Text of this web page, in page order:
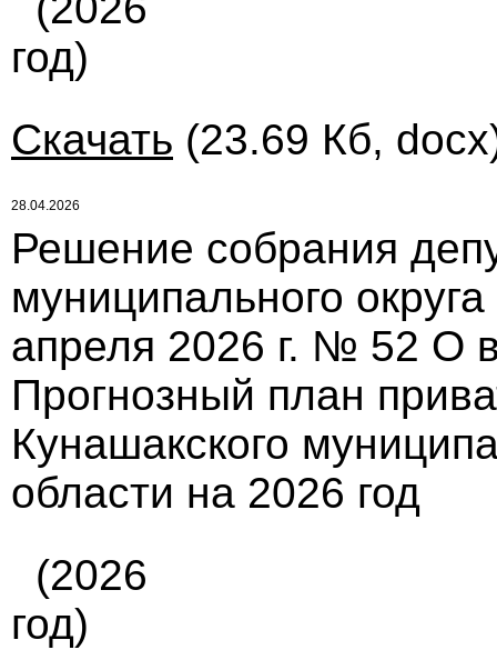
год)
Скачать (23.69 Кб,
28.04.2026
Решение собрания
муниципального
апреля 2026 г. № 52 О
Прогнозный план
Кунашакского
области на 2026 год
(2026
год)